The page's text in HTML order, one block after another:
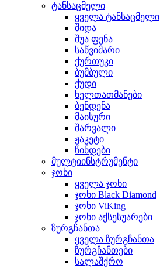
ტანსაცმელი
ყველა ტანსაცმელი
შიდა
შუა ფენა
საწვიმარი
ქურთუკი
ბუმბული
ქუდი
ხელთათმანები
ბენდენა
მაისური
შარვალი
ჟაკეტი
წინდები
მულტიინსტრუმენტი
ჯოხი
ყველა ჯოხი
ჯოხი Black Diamond
ჯოხი ViKing
ჯოხი აქსესუარები
ზურგჩანთა
ყველა ზურგჩანთა
ზურგჩანთები
სალაშქრო